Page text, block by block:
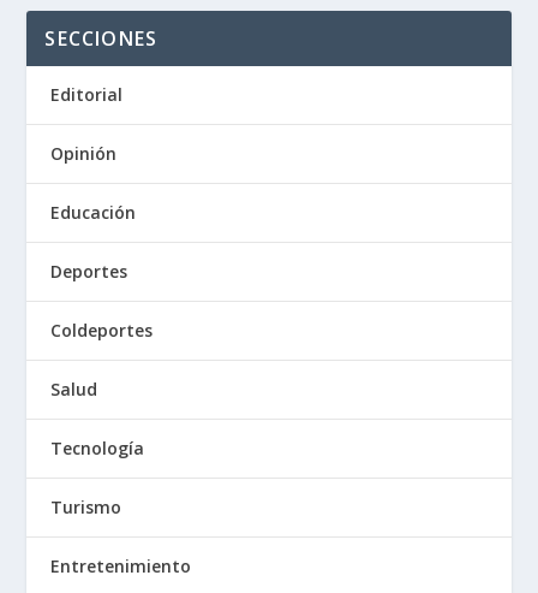
SECCIONES
Editorial
Opinión
Educación
Deportes
Coldeportes
Salud
Tecnología
Turismo
Entretenimiento